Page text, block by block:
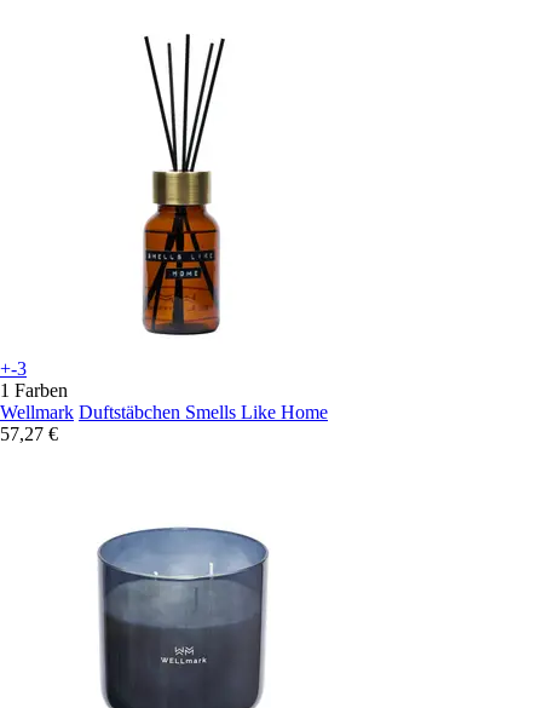
+-3
1 Farben
Wellmark Duftstäbchen Smells Like Home
57,27 €